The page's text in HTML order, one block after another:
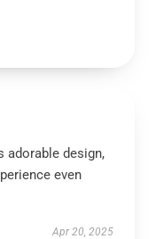
adorable design,
even
Apr 20, 2025